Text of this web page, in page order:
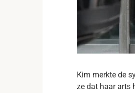
Kim merkte de
ze dat haar arts